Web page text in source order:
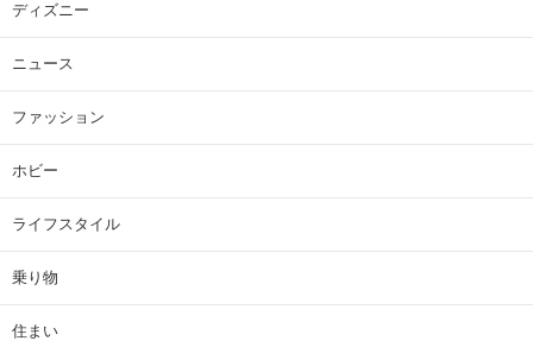
ディズニー
ニュース
ファッション
ホビー
ライフスタイル
乗り物
住まい